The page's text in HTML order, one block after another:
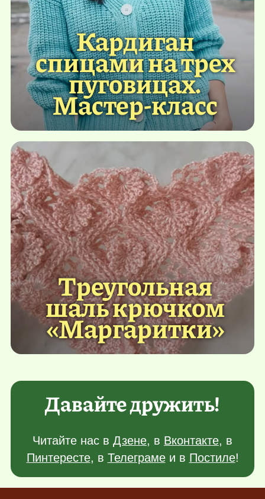
Кардиган
спицами на трех
пуговицах.
Мастер-класс
Треугольная
шаль крючком
«Маргаритки»
Давайте дружить!
Читайте нас в Дзене, в Вконтакте, в
Пинтересте, в Телеграмеи в Постиле!